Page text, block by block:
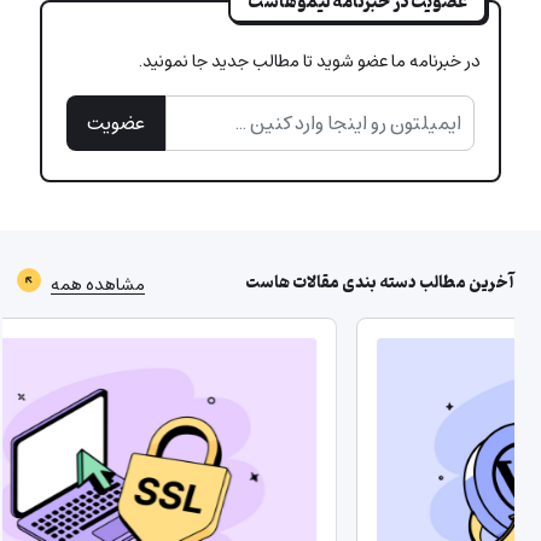
در خبرنامه ما عضو شوید تا مطالب جدید جا نمونید.
عضویت
آخرین مطالب دسته بندیمقالات هاست مشاهده همه